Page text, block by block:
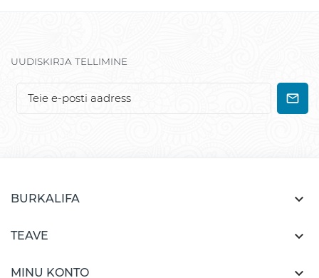
UUDISKIRJA TELLIMINE
BURKALIFA 
TEAVE 
MINU KONTO 